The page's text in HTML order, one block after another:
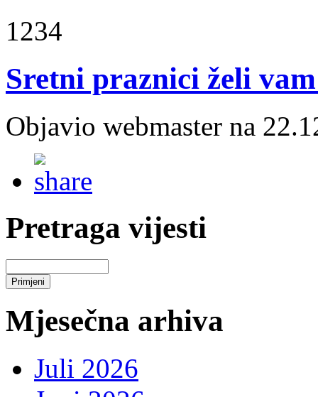
1234
Sretni praznici želi
Objavio webmaster na
Pretraga vijesti
Mjesečna arhiva
Juli 2026